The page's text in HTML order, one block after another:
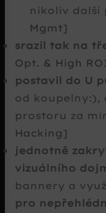
nikoliv další
Mgmt]
srazil tak na
Opt. & High
postavil do U
od koupelny:),
prostoru za
Hacking]
jednotně
vizuálního
bannery a
pro